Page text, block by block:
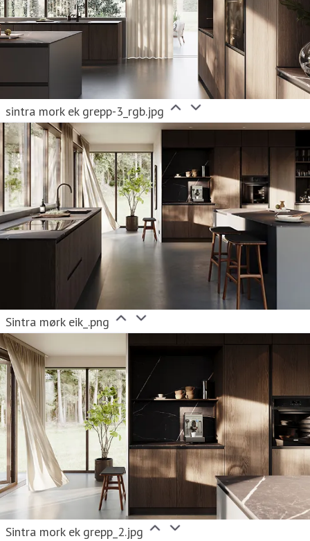
sintra mork ek grepp-3_rgb.jpg
Sintra mørk eik_.png
Sintra mork ek grepp_2.jpg